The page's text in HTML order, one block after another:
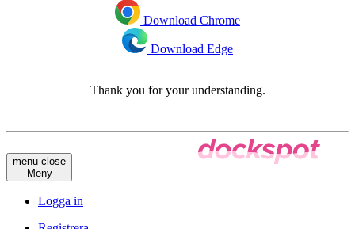
Download Chrome
Download Edge
Thank you for your understanding.
menu close
Meny
Logga in